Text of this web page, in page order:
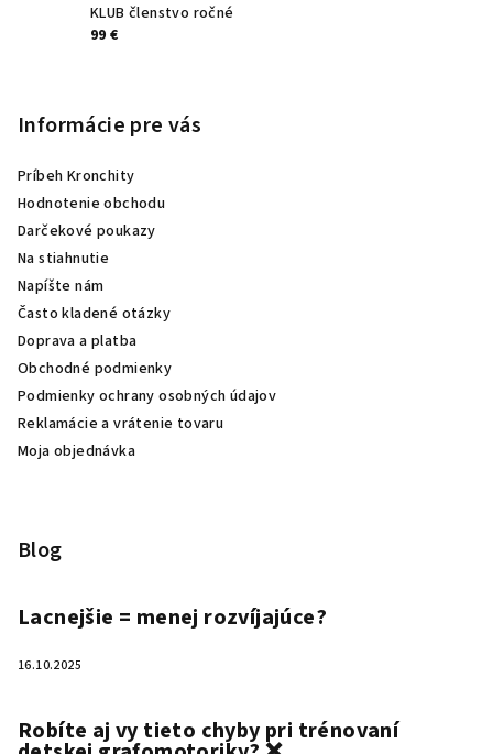
KLUB členstvo ročné
99 €
Informácie pre vás
Príbeh Kronchity
Hodnotenie obchodu
Darčekové poukazy
Na stiahnutie
Napíšte nám
Často kladené otázky
Doprava a platba
Obchodné podmienky
Podmienky ochrany osobných údajov
Reklamácie a vrátenie tovaru
Moja objednávka
Blog
Lacnejšie = menej rozvíjajúce?
16.10.2025
Robíte aj vy tieto chyby pri trénovaní